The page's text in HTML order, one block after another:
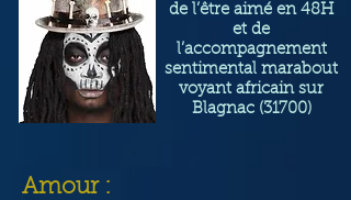
de l’être aimé en 48H
et de
l’accompagnement
sentimental marabout
voyant africain sur
Blagnac (31700)
​Amour :